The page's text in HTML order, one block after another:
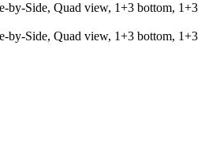
by-Side, Quad view, 1+3 bottom, 1+3
by-Side, Quad view, 1+3 bottom, 1+3